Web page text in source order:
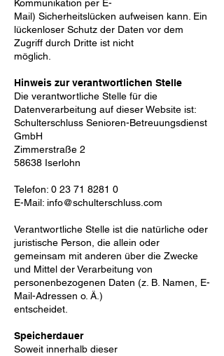
Kommunikation per E-
Mail) Sicherheitslücken aufweisen kann. Ein
lückenloser Schutz der Daten vor dem
Zugriff durch Dritte ist nicht
möglich.
Hinweis zur verantwortlichen Stelle
Die verantwortliche Stelle für die
Datenverarbeitung auf dieser Website ist:
Schulterschluss Senioren-Betreuungsdienst
GmbH
Zimmerstraße 2
58638 Iserlohn
Telefon: 0 23 71 8281 0
E-Mail: info@schulterschluss.com
Verantwortliche Stelle ist die natürliche oder
juristische Person, die allein oder
gemeinsam mit anderen über die Zwecke
und Mittel der Verarbeitung von
personenbezogenen Daten (z. B. Namen, E-
Mail-Adressen o. Ä.)
entscheidet.
Speicherdauer
Soweit innerhalb dieser